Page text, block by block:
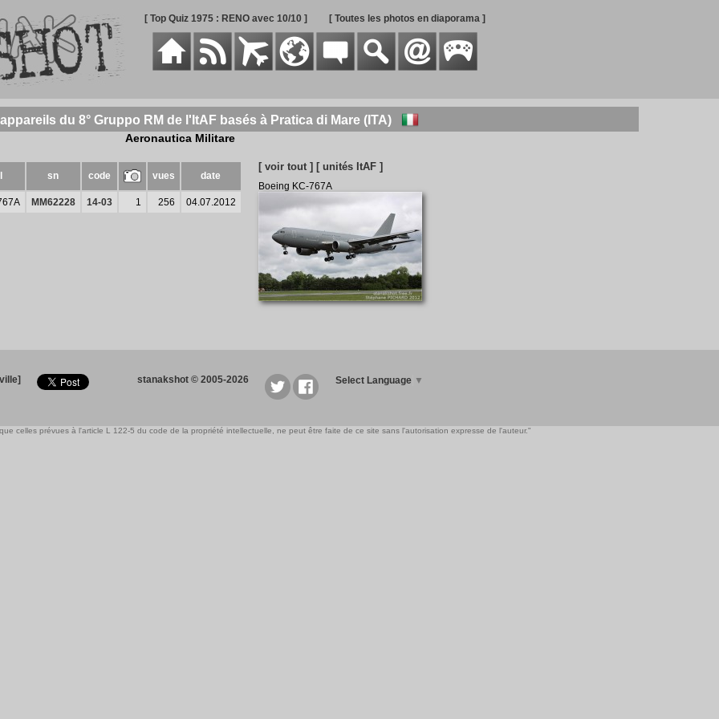
[ Top Quiz 1975 : RENO avec 10/10 ] [ Toutes les photos en diaporama ]
du 8° Gruppo RM de l'ItAF basés à Pratica di Mare (ITA)
Aeronautica Militare
sn code vues date
MM62228 14-03 1 256 04.07.2012
[ voir tout ] [ unités ItAF ]
Boeing KC-767A
stanakshot © 2005-2026 Select Language ▼
celles prévues à l'article L 122-5 du code de la propriété intellectuelle, ne peut être faite de ce site sans l'autorisation expresse de l'auteur."